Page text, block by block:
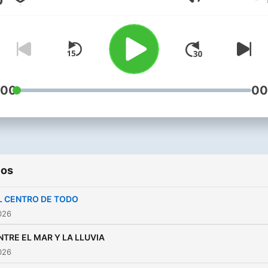
https://
eroticos--6139745/support
CENTRO DE TODO
EL MAR Y LA LLUVIA